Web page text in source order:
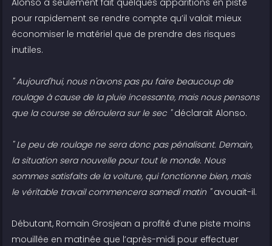
pour rapidement se rendre compte qu’il valait mieux
économiser le matériel que de prendre des risques
inutiles.
" Aujourd'hui, nous n'avons pas pu faire beaucoup de
roulage à cause de la pluie incessante, mais nous pensons
que la course se déroulera sur le sec "déclarait Alonso.
" Le peu de roulage ne sera donc pas pénalisant. Demain,
la situation sera nouvelle pour tout le monde. Nous
sommes satisfaits de la voiture, qui fonctionne bien, mais
le véritable travail commencera samedi matin "avouait-il.
Débutant, Romain Grosjean a profité d’une piste moins
mouillée en matinée que l’après-midi pour effectuer